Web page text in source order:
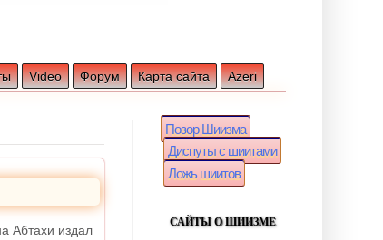
Video Форум Карта сайта Azeri
Абтахи издал
Позор Шиизма
Диспуты с шиитами
Ложь шиитов
САЙТЫ О ШИИЗМЕ